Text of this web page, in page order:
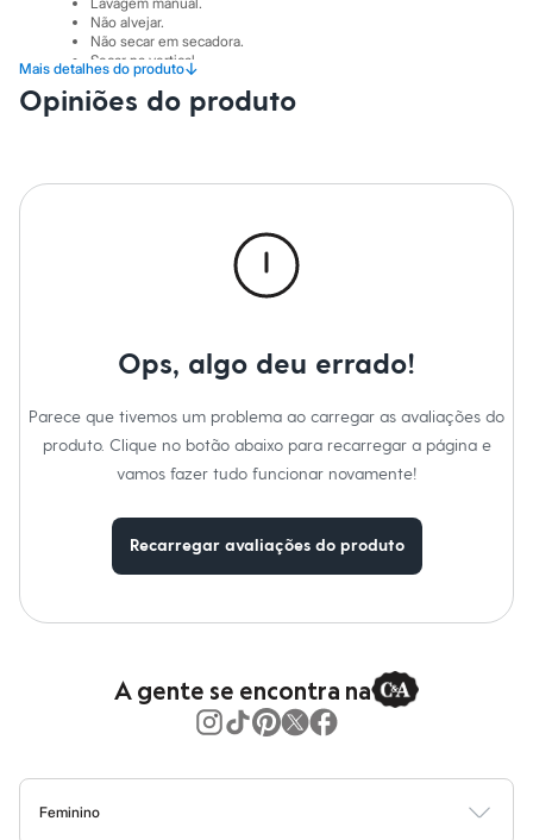
Cintas e Modeladores
Pijamas
Sutiãs e Tops
Moda praia
Biquínis
Personagens
Plus size
Dia dos Pais
Inverno
Camisetas e Regatas
Casacos e Jaquetas
Jeans
Bolsas e Mochilas
Chapéus e Bonés
Relógios
Calçados
Mais detalhes do produto↓
Não alvejar.
Não secar em secadora.
Secar na vertical.
Não passar.
Não lavar a seco.
Opiniões do produto
Ops, algo deu errado!
Parece que tivemos um problema ao carregar as avaliações do
produto. Clique no botão abaixo para recarregar a página e
vamos fazer tudo funcionar novamente!
Recarregar avaliações do produto
A gente se encontra na
Feminino